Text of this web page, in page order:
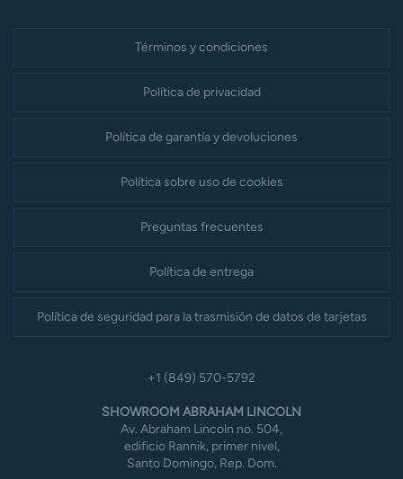
Términos y condiciones
Política de privacidad
Política de garantía y devoluciones
Política sobre uso de cookies
Preguntas frecuentes
Política de entrega
Política de seguridad para la trasmisión de datos de tarjetas
+1 (849) 570-5792
SHOWROOM ABRAHAM LINCOLN
Av. Abraham Lincoln no. 504,
edificio Rannik, primer nivel,
Santo Domingo, Rep. Dom.